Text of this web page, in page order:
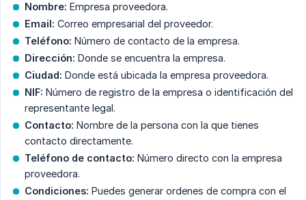
Nombre: Empresa proveedora.
Email: Correo empresarial del proveedor.
Teléfono: Número de contacto de la empresa.
Dirección: Donde se encuentra la empresa.
Ciudad: Donde está ubicada la empresa proveedora.
NIF: Número de registro de la empresa o identificación del
representante legal.
Contacto: Nombre de la persona con la que tienes
contacto directamente.
Teléfono de contacto: Número directo con la empresa
proveedora.
Condiciones: Puedes generar ordenes de compra con el